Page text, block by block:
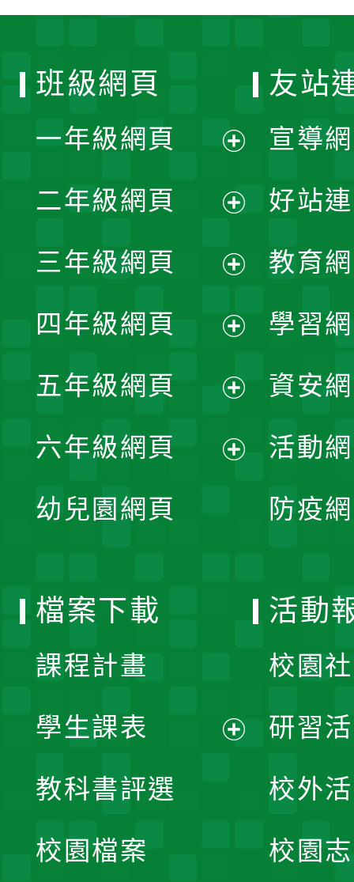
班級網頁
一年級網頁
開
選
單
二年級網頁
開
選
單
三年級網頁
開
選
單
四年級網頁
開
選
五年級網頁
開
六年級網頁
幼兒園網頁
友站
宣導
好站
教育
學習
資安
活動
防疫
檔案下載
課程計畫
學生課表
教科書評選
校園檔案
活動
校園
研習
校外
校園